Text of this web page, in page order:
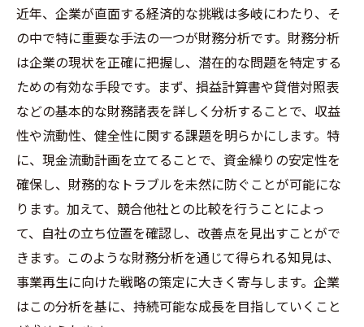
近年、企業が直面する経済的な挑戦は多岐にわたり、そ
の中で特に重要な手法の一つが財務分析です。財務分析
は企業の現状を正確に把握し、潜在的な問題を特定する
ための有効な手段です。まず、損益計算書や貸借対照表
などの基本的な財務諸表を詳しく分析することで、収益
性や流動性、健全性に関する課題を明らかにします。特
に、現金流動計画を立てることで、資金繰りの安定性を
確保し、財務的なトラブルを未然に防ぐことが可能にな
ります。加えて、競合他社との比較を行うことによっ
て、自社の立ち位置を確認し、改善点を見出すことがで
きます。このような財務分析を通じて得られる知見は、
事業再生に向けた戦略の策定に大きく寄与します。企業
はこの分析を基に、持続可能な成長を目指していくこと